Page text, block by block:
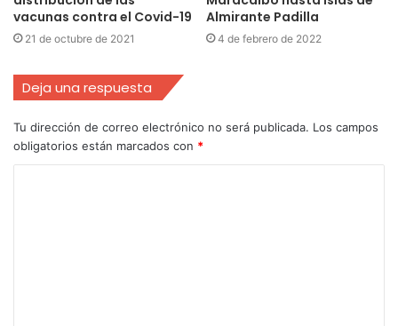
vacunas contra el Covid-19
21 de octubre de 2021
Almirante Padilla
4 de febrero de 2022
Deja una respuesta
Tu dirección de correo electrónico no será publicada. Los campos
obligatorios están marcados con *